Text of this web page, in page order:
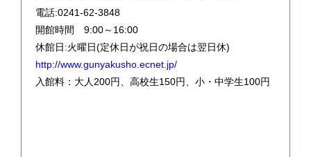
電話:0241-62-3848
開館時間 9:00～16:00
休館日:火曜日(定休日が祝日の場合は翌日休)
http://www.gunyakusho.ecnet.jp/
入館料：大人200円、高校生150円、小・中学生100円